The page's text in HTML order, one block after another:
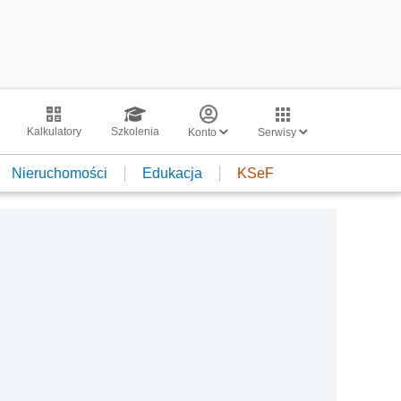
Kalkulatory Szkolenia Konto Serwisy
Nieruchomości Edukacja KSeF